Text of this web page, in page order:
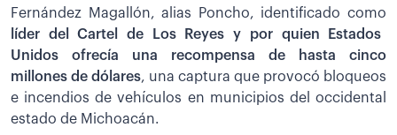
Fernández Magallón, alias Poncho, identificado como
líder del Cartel de Los Reyes y por quien Estados
Unidos ofrecía una recompensa de hasta cinco
millones de dólares, una captura que provocó bloqueos
e incendios de vehículos en municipios del occidental
estado de Michoacán.